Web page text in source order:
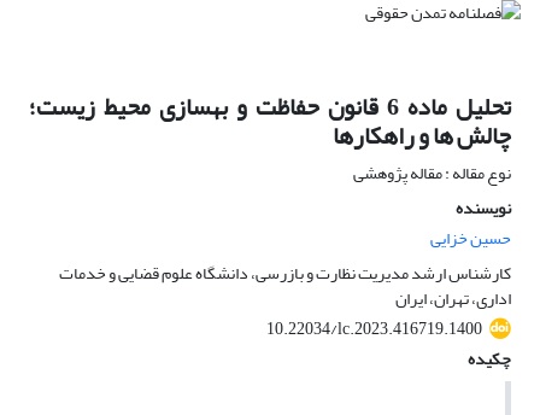
تحلیل ماده 6 قانون حفاظت و بهسازی محیط زیست؛
چالش ها و راهکارها
نوع مقاله : مقاله پژوهشی
نویسنده
حسین خزایی
کارشناس ارشد مدیریت نظارت و بازرسی، دانشگاه علوم قضایی و خدمات
اداری، تهران، ایران
10.22034/lc.2023.416719.1400
چکیده